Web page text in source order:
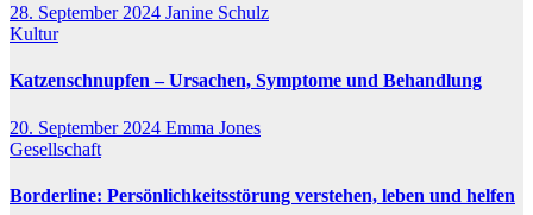
28. September 2024 Janine Schulz
Kultur
Katzenschnupfen – Ursachen, Symptome und Behandlung
20. September 2024 Emma Jones
Gesellschaft
Borderline: Persönlichkeitsstörung verstehen, leben und helfen